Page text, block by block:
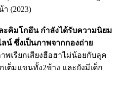
(2023)
ะคิมโกอึน กำลังได้รับความนิยม
น์ ซึ่งเป็นภาพจากกองถ่าย
พเรียกเสียงฮือฮาไม่น้อยกับลุค
ต็มแขนทั้ง2ข้าง และยังมีเด็ก